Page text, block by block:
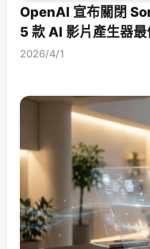
OpenAI 宣布關閉
5 款 AI 影片產生器最
2026/4/1